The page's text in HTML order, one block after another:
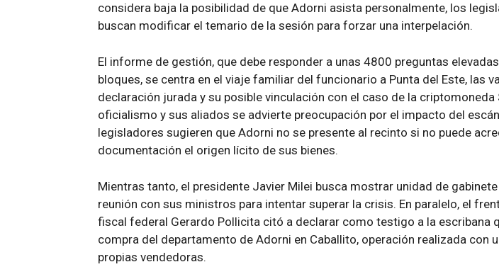
considera baja la posibilidad de que Adorni asista personalmente, los
buscan modificar el temario de la sesión para forzar una interpelación.
El informe de gestión, que debe responder a unas 4800 preguntas
bloques, se centra en el viaje familiar del funcionario a Punta del Este, las
declaración jurada y su posible vinculación con el caso de la criptomoneda
oficialismo y sus aliados se advierte preocupación por el impacto del
legisladores sugieren que Adorni no se presente al recinto si no puede
documentación el origen lícito de sus bienes.
Mientras tanto, el presidente Javier Milei busca mostrar unidad de
reunión con sus ministros para intentar superar la crisis. En paralelo, el
fiscal federal Gerardo Pollicita citó a declarar como testigo a la escribana
compra del departamento de Adorni en Caballito, operación realizada con
propias vendedoras.